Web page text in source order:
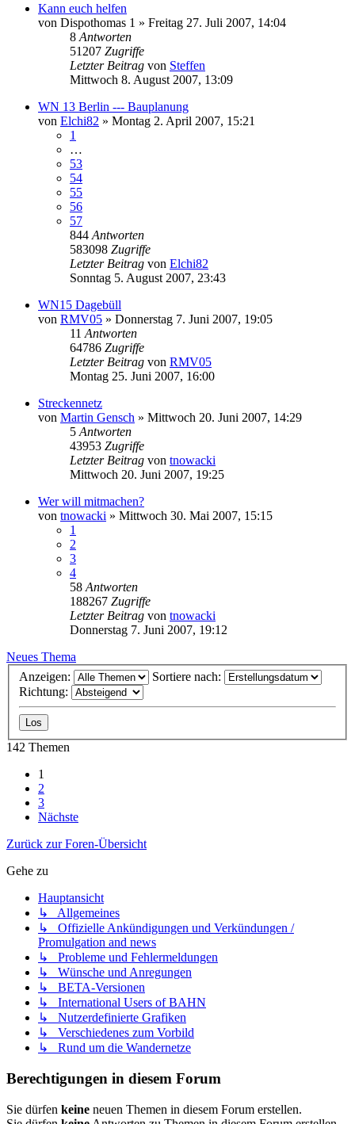
Kann euch helfen
von Dispothomas 1 » Freitag 27. Juli 2007, 14:04
8 Antworten
51207 Zugriffe
Letzter Beitrag von Steffen
Mittwoch 8. August 2007, 13:09
WN 13 Berlin --- Bauplanung
von Elchi82 » Montag 2. April 2007, 15:21
1
…
53
54
55
56
57
844 Antworten
583098 Zugriffe
Letzter Beitrag von Elchi82
Sonntag 5. August 2007, 23:43
WN15 Dagebüll
von RMV05 » Donnerstag 7. Juni 2007, 19:05
11 Antworten
64786 Zugriffe
Letzter Beitrag von RMV05
Montag 25. Juni 2007, 16:00
Streckennetz
von Martin Gensch » Mittwoch 20. Juni 2007, 14:29
5 Antworten
43953 Zugriffe
Letzter Beitrag von tnowacki
Mittwoch 20. Juni 2007, 19:25
Wer will mitmachen?
von tnowacki » Mittwoch 30. Mai 2007, 15:15
1
2
3
4
58 Antworten
188267 Zugriffe
Letzter Beitrag von tnowacki
Donnerstag 7. Juni 2007, 19:12
Neues Thema
Anzeigen:
Sortiere nach:
Richtung:
142 Themen
1
2
3
Nächste
Zurück zur Foren-Übersicht
Gehe zu
Hauptansicht
↳ Allgemeines
↳ Offizielle Ankündigungen und Verkündungen /
Promulgation and news
↳ Probleme und Fehlermeldungen
↳ Wünsche und Anregungen
↳ BETA-Versionen
↳ International Users of BAHN
↳ Nutzerdefinierte Grafiken
↳ Verschiedenes zum Vorbild
↳ Rund um die Wandernetze
Berechtigungen in diesem Forum
Sie dürfen keine neuen Themen in diesem Forum erstellen.